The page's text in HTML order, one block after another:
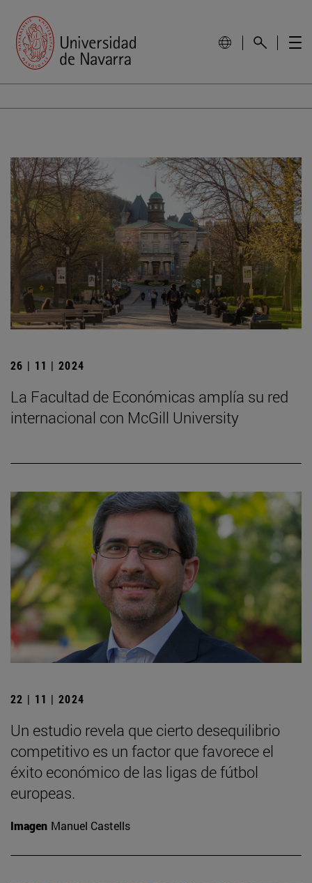
26 | 11 | 2024
La Facultad de Económicas amplía su red
internacional con McGill University
22 | 11 | 2024
Un estudio revela que cierto desequilibrio
competitivo es un factor que favorece el
éxito económico de las ligas de fútbol
europeas.
Imagen Manuel Castells